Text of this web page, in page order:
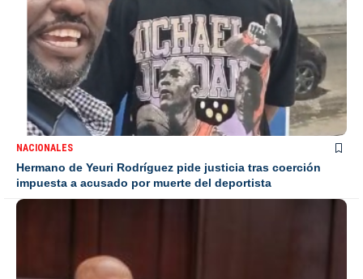
NACIONALES
Hermano de Yeuri Rodríguez pide justicia tras coerción
impuesta a acusado por muerte del deportista